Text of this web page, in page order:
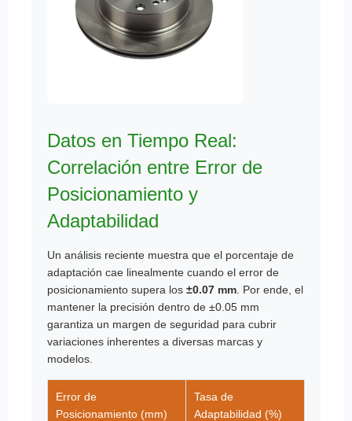
Datos en Tiempo Real:
Correlación entre Error de
Posicionamiento y
Adaptabilidad
Un análisis reciente muestra que el porcentaje de
adaptación cae linealmente cuando el error de
posicionamiento supera los ±0.07 mm . Por ende, el
mantener la precisión dentro de ±0.05 mm
garantiza un margen de seguridad para cubrir
variaciones inherentes a diversas marcas y
modelos.
Error de
Posicionamiento (mm)
Tasa de
Adaptabilidad (%)